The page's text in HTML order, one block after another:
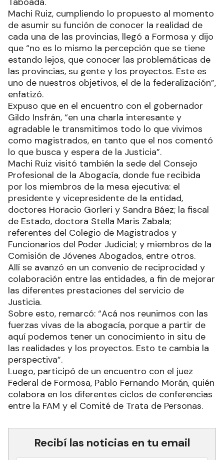
Machi Ruiz, cumpliendo lo propuesto al momento
de asumir su función de conocer la realidad de
cada una de las provincias, llegó a Formosa y dijo
que “no es lo mismo la percepción que se tiene
estando lejos, que conocer las problemáticas de
las provincias, su gente y los proyectos. Este es
uno de nuestros objetivos, el de la federalización”,
enfatizó.
Expuso que en el encuentro con el gobernador
Gildo Insfrán, “en una charla interesante y
agradable le transmitimos todo lo que vivimos
como magistrados, en tanto que el nos comentó
lo que busca y espera de la Justicia”.
Machi Ruiz visitó también la sede del Consejo
Profesional de la Abogacía, donde fue recibida
por los miembros de la mesa ejecutiva: el
presidente y vicepresidente de la entidad,
doctores Horacio Gorleri y Sandra Báez; la fiscal
de Estado, doctora Stella Maris Zabala;
referentes del Colegio de Magistrados y
Funcionarios del Poder Judicial; y miembros de la
Comisión de Jóvenes Abogados, entre otros.
Allí se avanzó en un convenio de reciprocidad y
colaboración entre las entidades, a fin de mejorar
las diferentes prestaciones del servicio de
Justicia.
Sobre esto, remarcó: “Acá nos reunimos con las
fuerzas vivas de la abogacía, porque a partir de
aquí podemos tener un conocimiento in situ de
las realidades y los proyectos. Esto te cambia la
perspectiva”.
Luego, participó de un encuentro con el juez
Federal de Formosa, Pablo Fernando Morán, quién
colabora en los diferentes ciclos de conferencias
entre la FAM y el Comité de Trata de Personas.
Recibí las noticias en tu email